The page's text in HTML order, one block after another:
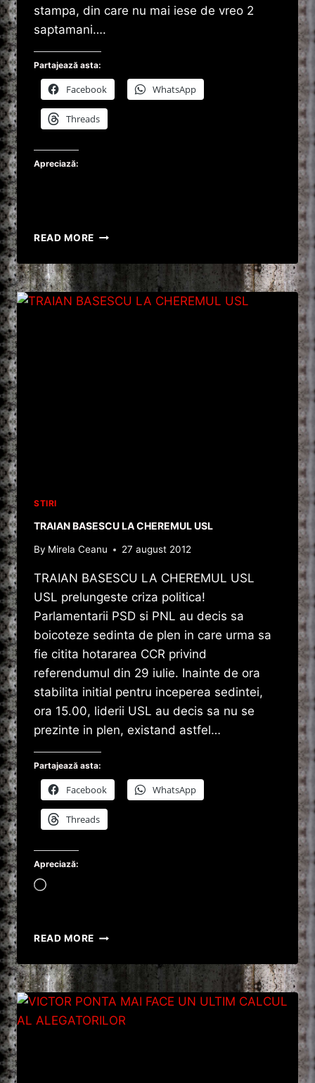
stampa, din care nu mai iese de vreo 2
saptamani….
Partajează asta:
Facebook WhatsApp
Threads
Apreciază:
READ MORE TRAIAN
IN
SILENZIO
STAMPA
STIRI
TRAIAN BASESCU LA CHEREMUL USL
By Mirela Ceanu 27 august 2012
TRAIAN BASESCU LA CHEREMUL USL
USL prelungeste criza politica!
Parlamentarii PSD si PNL au decis sa
boicoteze sedinta de plen in care urma sa
fie citita hotararea CCR privind
referendumul din 29 iulie. Inainte de ora
stabilita initial pentru inceperea sedintei,
ora 15.00, liderii USL au decis sa nu se
prezinte in plen, existand astfel…
Partajează asta:
Facebook WhatsApp
Threads
Apreciază:
Încarc...
READ MORE TRAIAN
LA
CHEREMUL
USL